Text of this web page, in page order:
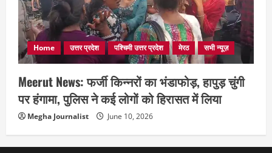
Home उत्तर प्रदेश पश्चिमी उत्तर प्रदेश मेरठ सभी न्यूज़
Meerut News: फर्जी किन्नरों का भंडाफोड़, हापुड़ चुंगी
पर हंगामा, पुलिस ने कई लोगों को हिरासत में लिया
Megha Journalist June 10, 2026